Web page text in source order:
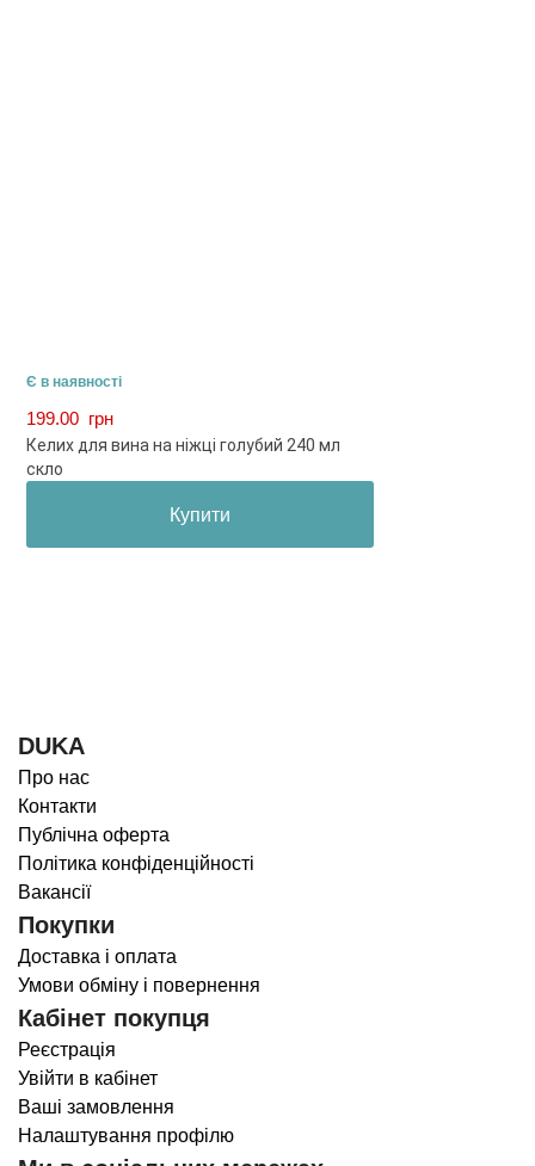
Є в наявності
199.00 грн
Келих для вина на ніжці голубий 240 мл
скло
Купити
DUKA
Про нас
Контакти
Публічна оферта
Політика конфіденційності
Вакансії
Покупки
Доставка і оплата
Умови обміну і повернення
Кабінет покупця
Реєстрація
Увійти в кабінет
Ваші замовлення
Налаштування профілю